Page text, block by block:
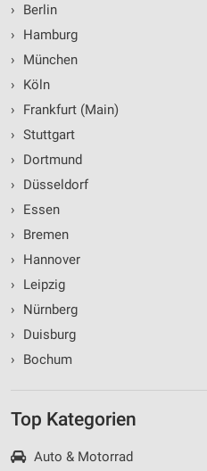
›
Berlin
›
Hamburg
›
München
›
Köln
›
Frankfurt (Main)
› Stuttgart
›
Dortmund
›
Düsseldorf
›
Essen
›
Bremen
›
Hannover
›
Leipzig
›
Nürnberg
›
Duisburg
›
Bochum
Top Kategorien
Auto & Motorrad